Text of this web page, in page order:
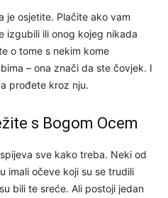
je osjetite. Plačite ako vam
izgubili ili onog kojeg nikada
o tome s nekim kome
– ona znači da ste čovjek. I
prođete kroz nju.
s Bogom Ocem
sve kako treba. Neki od
imali očeve koji su se trudili
bili te sreće. Ali postoji jedan